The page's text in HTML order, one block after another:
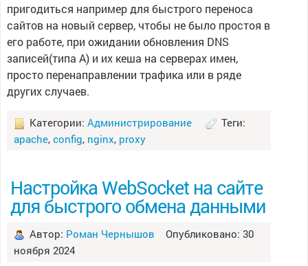
пригодиться например для быстрого переноса
сайтов на новый сервер, чтобы не было простоя в
его работе, при ожидании обновления DNS
записей(типа A) и их кеша на серверах имен,
просто перенаправлении трафика или в ряде
других случаев.
Категории: Администрирование
Теги:
apache, config, nginx, proxy
Настройка WebSocket на сайте
для быстрого обмена данными
Автор: Роман Чернышов Опубликовано: 30
ноября 2024